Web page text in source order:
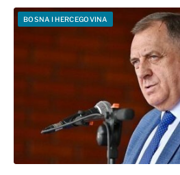
BOSNA I HERCEGOVINA